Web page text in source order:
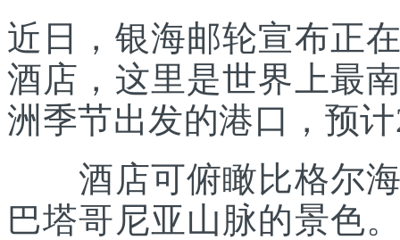
近日，银海邮轮宣布正
酒店，这里是世界上最
洲季节出发的港口，预
酒店可俯瞰比格尔海
巴塔哥尼亚山脉的景色